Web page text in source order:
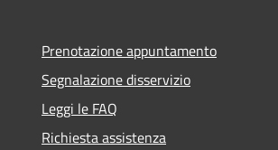
Prenotazione appuntamento
Segnalazione disservizio
Leggi le FAQ
Richiesta assistenza